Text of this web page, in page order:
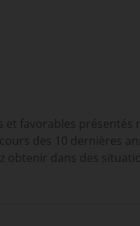
et favorables
des 10 dernières
obtenir dans des